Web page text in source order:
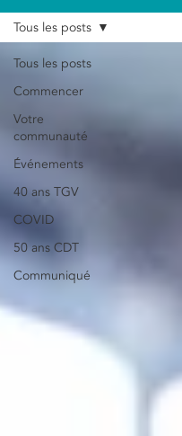
Tous les posts
Commencer
Votre
communauté
Événements
40 ans TGV
COVID
50 ans CDT
Communiqué
Tous les posts